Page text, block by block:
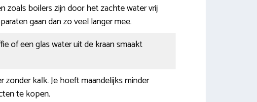
zoals boilers zijn door het zachte water vrij
gaan dan zo veel langer mee.
of een glas water uit de kraan smaakt
zonder kalk. Je hoeft maandelijks minder
te kopen.